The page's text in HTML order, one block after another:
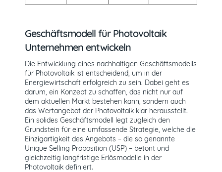
Geschäftsmodell für Photovoltaik
Unternehmen entwickeln
Die Entwicklung eines nachhaltigen Geschäftsmodells
für Photovoltaik ist entscheidend, um in der
Energiewirtschaft erfolgreich zu sein. Dabei geht es
darum, ein Konzept zu schaffen, das nicht nur auf
dem aktuellen Markt bestehen kann, sondern auch
das Wertangebot der Photovoltaik klar herausstellt.
Ein solides Geschäftsmodell legt zugleich den
Grundstein für eine umfassende Strategie, welche die
Einzigartigkeit des Angebots – die so genannte
Unique Selling Proposition (USP) – betont und
gleichzeitig langfristige Erlösmodelle in der
Photovoltaik definiert.